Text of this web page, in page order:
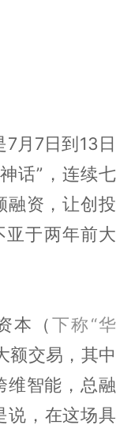
月7日到13日
话”，连续七
融资，让创投
亚于两年前大
本（下称“华
额交易，其中
维智能，总融
说，在这场具